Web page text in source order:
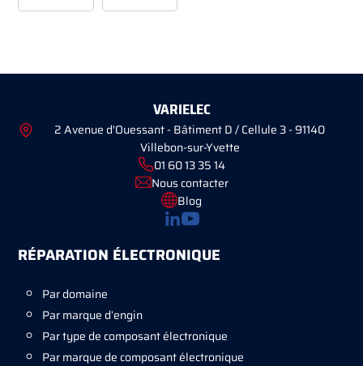
VARIELEC
2 Avenue d'Ouessant - Bâtiment D / Cellule 3 - 91140
Villebon-sur-Yvette
01 60 13 35 14
Nous contacter
Blog
RÉPARATION ÉLECTRONIQUE
Par domaine
Par marque d’engin
Par type de composant électronique
Par marque de composant électronique